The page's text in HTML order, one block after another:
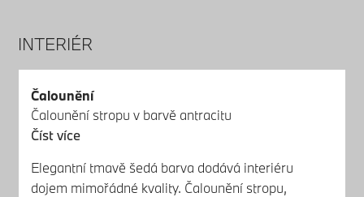
INTERIÉR
Čalounění
Čalounění stropu v barvě antracitu
Číst více
Elegantní tmavě šedá barva dodává interiéru
dojem mimořádné kvality. Čalounění stropu,